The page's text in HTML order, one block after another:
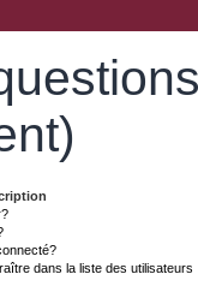
dans la liste des utilisateurs